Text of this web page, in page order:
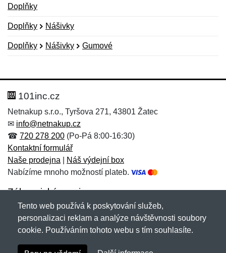
Doplňky
Doplňky Nášivky
Doplňky Nášivky Gumové
Hodnocení:
Jméno: *
Zpráva*
Jméno:
E-mail:*
101inc.cz
Netnakup s.r.o., Tyršova 271, 43801 Žatec
✉ info@netnakup.cz
☎ 720 278 200 (Po-Pá 8:00-16:30)
Kontaktní formulář
Naše prodejna
Náš výdejní box
Nabízíme mnoho možností plateb.
Zákaznický servis
Novinky emailem
Copyright © 2007-2026 (19 let s vámi)Netnakup.cz
Tento web používá k poskytování služeb,
personalizaci reklam a analýze návštěvnosti soubory
cookie. Používáním tohoto webu s tím souhlasíte.